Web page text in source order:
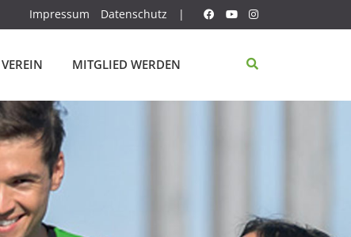
Impressum Datenschutz |
VEREIN MITGLIED WERDEN